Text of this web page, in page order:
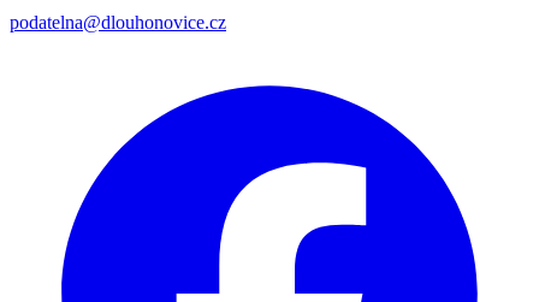
podatelna@dlouhonovice.cz